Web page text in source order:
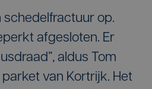
schedelfractuur op.
afgesloten. Er
aldus Tom
van Kortrijk. Het